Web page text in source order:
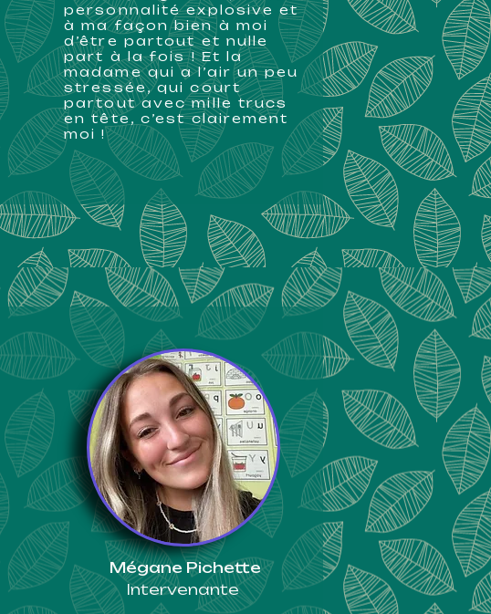
personnalité explosive et
à ma façon bien à moi
d’être partout et nulle
part à la fois ! Et la
madame qui a l’air un peu
stressée, qui court
partout avec mille trucs
en tête, c’est clairement
moi !
Mégane Pichette
Intervenante